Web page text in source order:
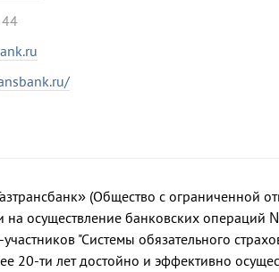
(Общество с ограниченной
на осуществление банковских операций
"Системы обязательного
20-ти лет достойно и эффективно